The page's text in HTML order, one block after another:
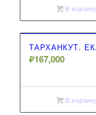
В
ТАРХАНКУТ.
₽167,000
В